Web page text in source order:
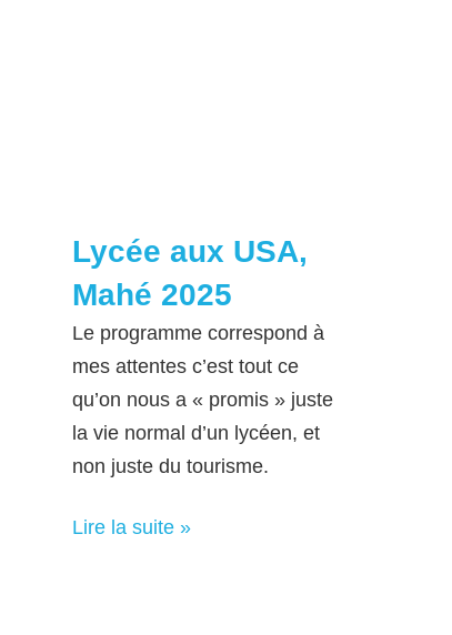
Lycée aux USA,
Mahé 2025
Le programme correspond à
mes attentes c’est tout ce
qu’on nous a « promis » juste
la vie normal d’un lycéen, et
non juste du tourisme.
Lire la suite »